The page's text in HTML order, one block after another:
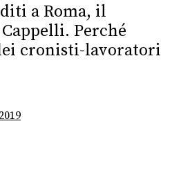
a Roma, il
Perché
cronisti-lavoratori